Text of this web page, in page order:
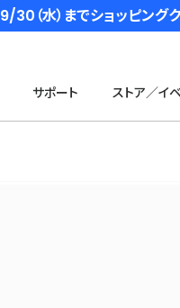
（水）までショッピング
サポート ストア／イ